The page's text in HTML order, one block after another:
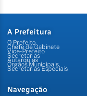
A Prefeitura
O Prefeito
Chefe de Gabinete
Vice-Prefeito
Secretarias
Autarquias
Órgãos Municipais
Secretarias Especiais
Navegação